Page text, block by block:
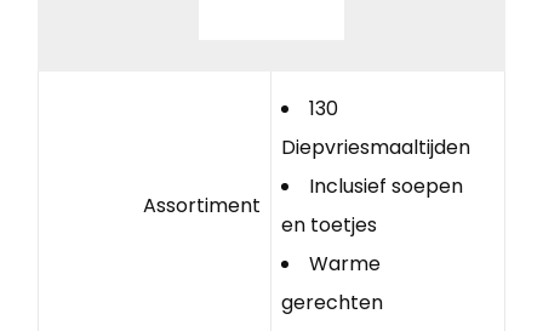
Assortiment
130
Diepvriesmaaltijden
Inclusief soepen
en toetjes
Warme
gerechten